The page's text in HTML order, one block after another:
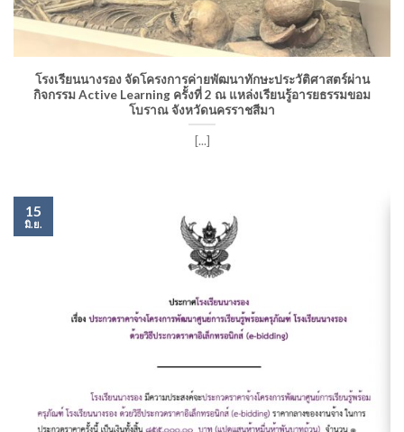
โรงเรียนนางรอง จัดโครงการค่ายพัฒนาทักษะประวัติศาสตร์ผ่าน
กิจกรรม Active Learning ครั้งที่ 2 ณ แหล่งเรียนรู้อารยธรรมขอม
โบราณ จังหวัดนครราชสีมา
[...]
15
มิ.ย.